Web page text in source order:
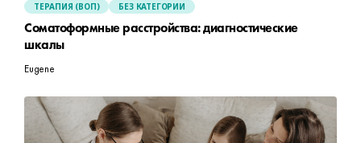
ТЕРАПИЯ (ВОП) БЕЗ КАТЕГОРИИ
Cоматоформные расстройства: диагностические
шкалы
Eugene